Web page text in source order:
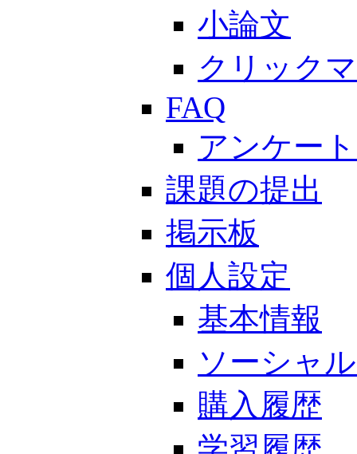
小論文
クリック
FAQ
アンケー
課題の提出
掲示板
個人設定
基本情報
ソーシャ
購入履歴